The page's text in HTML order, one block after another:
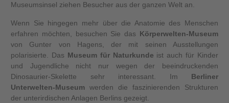
Museumsinsel ziehen Besucher aus der ganzen Welt an.
Wenn Sie hingegen mehr über die Anatomie des Menschen
erfahren möchten, besuchen Sie das Körperwelten-Museum
von Gunter von Hagens, der mit seinen Ausstellungen
polarisierte. Das Museum für Naturkunde ist auch für Kinder
und Jugendliche nicht nur wegen der beeindruckenden
Dinosaurier-Skelette sehr interessant. Im Berliner
Unterwelten-Museum werden die faszinierenden Strukturen
der unterirdischen Anlagen Berlins gezeigt.